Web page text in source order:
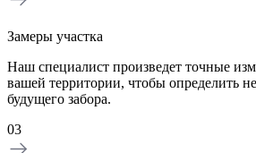
Замеры участка
Наш специалист произведет точные
вашей территории, чтобы определить
будущего забора.
03